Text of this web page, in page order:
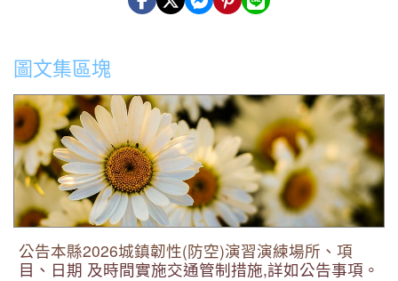
圖文集區塊
公告本縣2026城鎮韌性(防空)演習演練場所、項目、日期 及時
間實施交通管制措施,詳如公告事項。
公告本縣2026城鎮韌性(防空)演習演練場所、項
目、日期 及時間實施交通管制措施,詳如公告事項。